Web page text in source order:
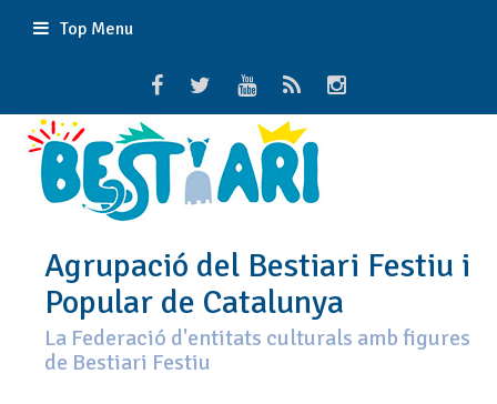
Top Menu
Agrupació del Bestiari Festiu i
Popular de Catalunya
La Federació d'entitats culturals amb figures
de Bestiari Festiu